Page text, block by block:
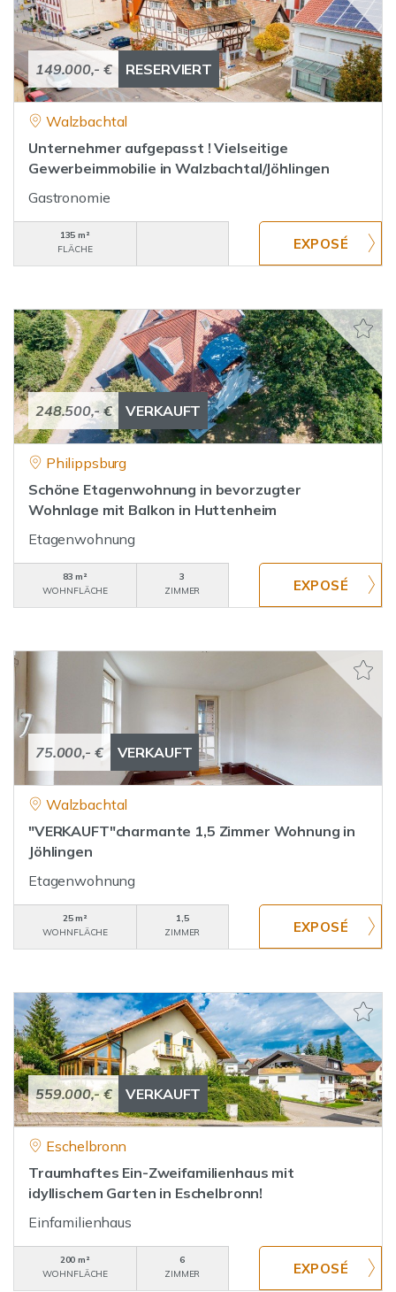
149.000,- € RESERVIERT
Walzbachtal
Unternehmer aufgepasst ! Vielseitige
Gewerbeimmobilie in Walzbachtal/Jöhlingen
Gastronomie
135 m²
FLÄCHE
248.500,- € VERKAUFT
Philippsburg
Schöne Etagenwohnung in bevorzugter
Wohnlage mit Balkon in Huttenheim
Etagenwohnung
83 m²
WOHNFLÄCHE
3
ZIMMER
75.000,- € VERKAUFT
Walzbachtal
"VERKAUFT"charmante 1,5 Zimmer Wohnung in
Jöhlingen
Etagenwohnung
25 m²
WOHNFLÄCHE
1,5
ZIMMER
559.000,- € VERKAUFT
Eschelbronn
Traumhaftes Ein-Zweifamilienhaus mit
idyllischem Garten in Eschelbronn!
Einfamilienhaus
200 m²
WOHNFLÄCHE
6
ZIMMER